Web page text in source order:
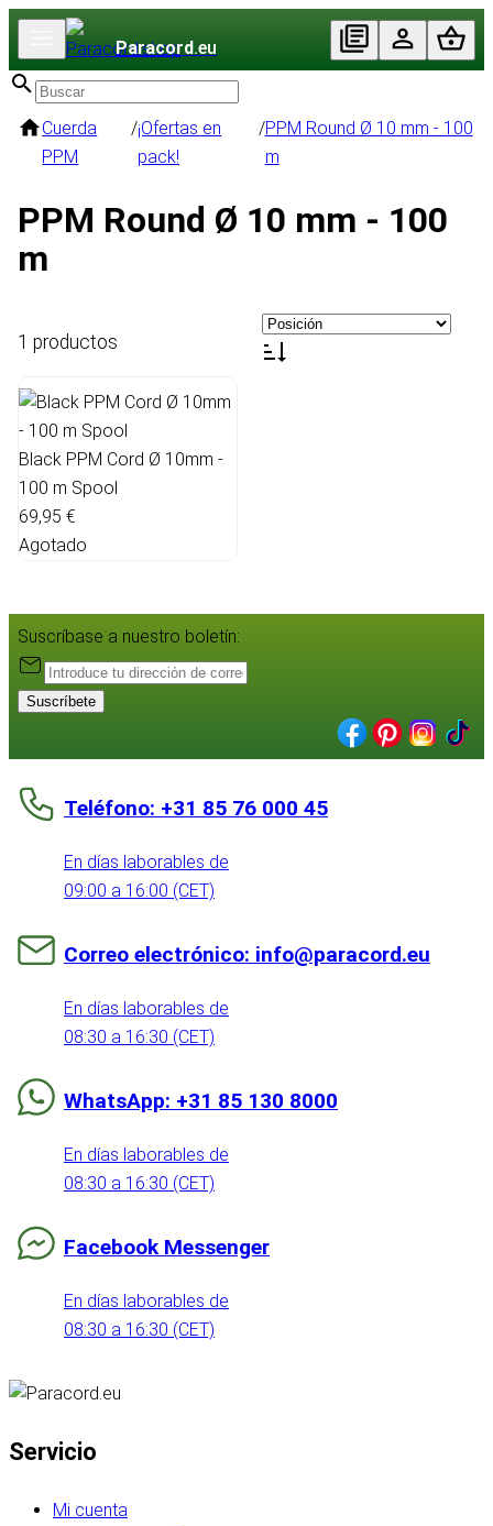
Paracord.eu
Cuerda
PPM
/¡Ofertas en
pack!
/PPM Round Ø 10 mm - 100
m
PPM Round Ø 10 mm - 100
m
1 productos
Black PPM Cord Ø 10mm -
100 m Spool
69,95 €
Agotado
Suscríbase a nuestro boletín:
Suscríbete
Teléfono: +31 85 76 000 45
En días laborables de
09:00 a 16:00 (CET)
Correo electrónico: info@paracord.eu
En días laborables de
08:30 a 16:30 (CET)
WhatsApp: +31 85 130 8000
En días laborables de
08:30 a 16:30 (CET)
Facebook Messenger
En días laborables de
08:30 a 16:30 (CET)
Servicio
Mi cuenta